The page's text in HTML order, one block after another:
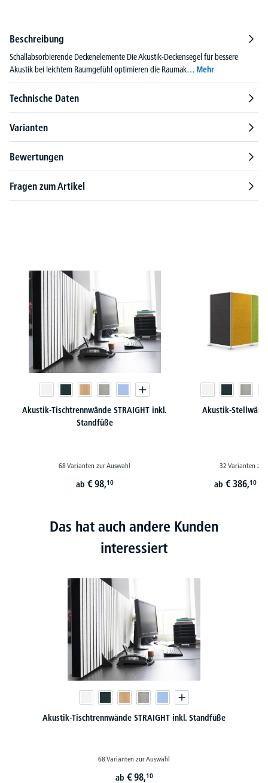
Beschreibung
Schallabsorbierende Deckenelemente Die Akustik-Deckensegel für bessere
Akustik bei leichtem Raumgefühl optimieren die Raumak… Mehr
Technische Daten
Varianten
Bewertungen
Fragen zum Artikel
Akustik-Tischtrennwände STRAIGHT inkl.
Standfüße
68 Varianten zur Auswahl
ab € 98,10
Akustik-
32 Varianten zur
ab € 386,10
Das hat auch andere Kunden
interessiert
Akustik-Tischtrennwände STRAIGHT inkl. Standfüße
68 Varianten zur Auswahl
ab € 98,10